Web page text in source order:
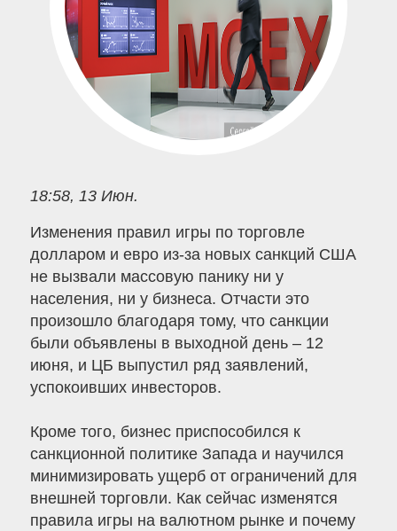
18:58, 13 Июн.
Изменения правил игры по торговле
долларом и евро из-за новых санкций США
не вызвали массовую панику ни у
населения, ни у бизнеса. Отчасти это
произошло благодаря тому, что санкции
были объявлены в выходной день – 12
июня, и ЦБ выпустил ряд заявлений,
успокоивших инвесторов.
Кроме того, бизнес приспособился к
санкционной политике Запада и научился
минимизировать ущерб от ограничений для
внешней торговли. Как сейчас изменятся
правила игры на валютном рынке и почему